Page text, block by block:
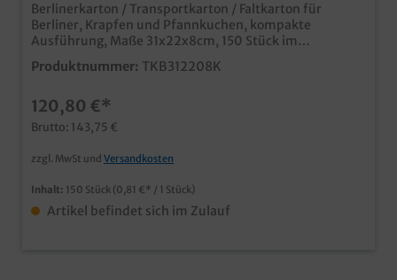
Berlinerkarton / Transportkarton / Faltkarton für
Berliner, Krapfen und Pfannkuchen, kompakte
Ausführung, Maße 31x22x8cm, 150 Stück im
UmkartonPraktische und stabile Transportlösung im
Bäckereibedarf und Konditoreibedarf kompakte
Größe der Krapfen ansprechendes Neutralmotiv, ideal
für die Faschingszeit umweltfreundliche Verpackung
aus Papier, natürlich lebensmittelecht ab einer Auflage
von 5000 Stück auch individuell bedruckbar fragen Sie
einfach unseren Kundenservice
Produktnummer: TKB312208K
120,80 €*
Brutto: 143,75 €
zzgl. MwSt und Versandkosten
Inhalt: 150 Stück (0,81 €* / 1 Stück)
Artikel befindet sich im Zulauf